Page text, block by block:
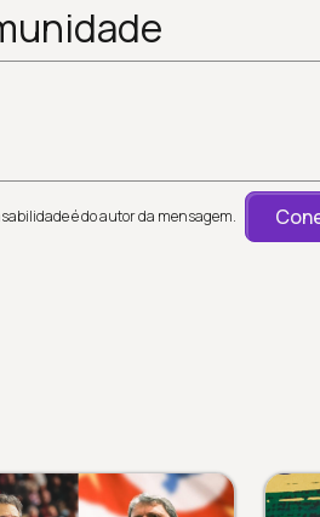
é do autor da mensagem.